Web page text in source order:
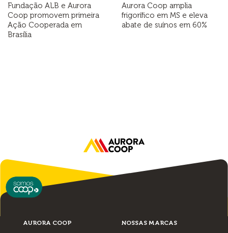
Fundação ALB e Aurora
Coop promovem primeira
Ação Cooperada em
Brasília
Aurora Coop amplia
frigorífico em MS e eleva
abate de suínos em 60%
AURORA COOP NOSSAS MARCAS